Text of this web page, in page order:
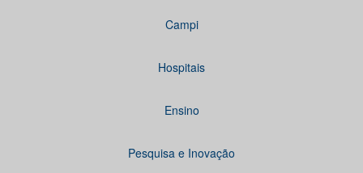
Campi
Hospitais
Ensino
Pesquisa e Inovação